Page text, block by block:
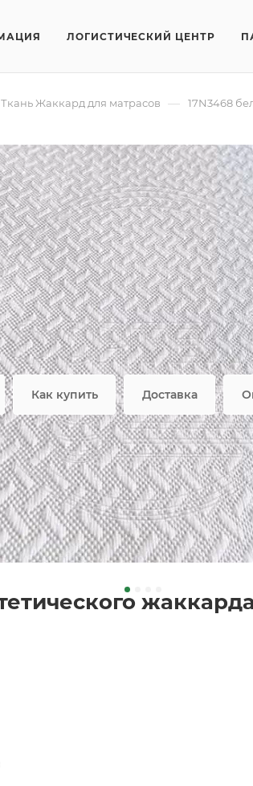
ЛОГИСТИЧЕСКИЙ ЦЕНТР
Ткань Жаккард для матрасов — 17N3468
рельефным рисунком, пользуется
Категория—
Коллекция—
Состав—
Все
Как купить Доставка
Жаккард
полиэстер 17N3468 белый с
вышитым в тон полотна